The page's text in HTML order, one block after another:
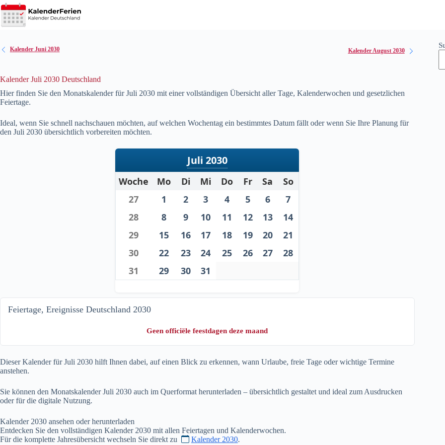
Zum
Inhalt
springen
Kalender Juni 2030 Kalender August 2030
Kalender Juli 2030 Deutschland
Hier finden Sie den Monatskalender für Juli 2030 mit einer vollständigen Übersicht aller Tage, Kalenderwochen und gesetzlichen
Feiertage.
Ideal, wenn Sie schnell nachschauen möchten, auf welchen Wochentag ein bestimmtes Datum fällt oder wenn Sie Ihre Planung für
den Juli 2030 übersichtlich vorbereiten möchten.
Juli 2030
Woche Mo Di Mi Do Fr Sa
So
27
1 2 3 4 5 6
7
28
8 9 10 11 12 13
14
29
15 16 17 18 19 20
21
30
22 23 24 25 26 27
28
31
29 30 31
Feiertage, Ereignisse Deutschland 2030
Geen officiële feestdagen deze maand
Dieser Kalender für Juli 2030 hilft Ihnen dabei, auf einen Blick zu erkennen, wann Urlaube, freie Tage oder wichtige Termine
anstehen.
Sie können den Monatskalender Juli 2030 auch im Querformat herunterladen – übersichtlich gestaltet und ideal zum Ausdrucken
oder für die digitale Nutzung.
Kalender 2030 ansehen oder herunterladen
Entdecken Sie den vollständigen Kalender 2030 mit allen Feiertagen und Kalenderwochen.
Für die komplette Jahresübersicht wechseln Sie direkt zu
Kalender 2030.